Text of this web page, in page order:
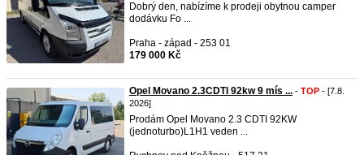
Dobrý den, nabízíme k prodeji obytnou camper
dodávku Fo ...
Praha - západ - 253 01
179 000 Kč
Opel Movano 2.3CDTI 92kw 9 mís ... - TOP - [7.8.
2026]
Prodám Opel Movano 2.3 CDTI 92KW
(jednoturbo)L1H1 veden ...